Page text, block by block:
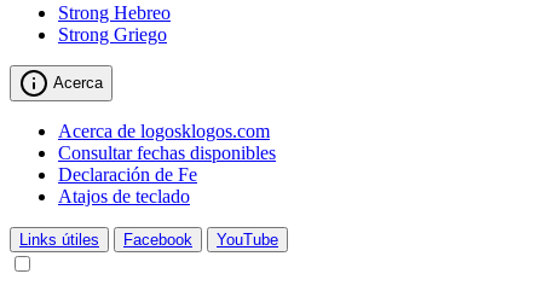
Strong Hebreo
Strong Griego
Acerca
Acerca de logosklogos.com
Consultar fechas disponibles
Declaración de Fe
Atajos de teclado
Links útiles Facebook YouTube